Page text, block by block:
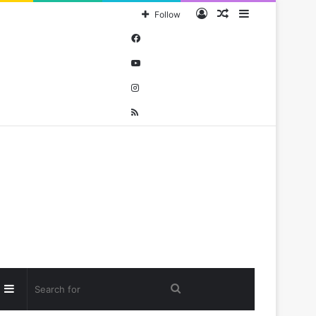
Sidebar
Random
Log
Follow
Facebook
YouTube
Instagram
RSS
Search
Sidebar